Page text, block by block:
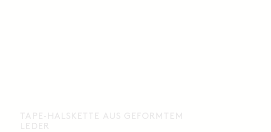
TAPE-HALSKETTE AUS GEFORMTEM
LEDER